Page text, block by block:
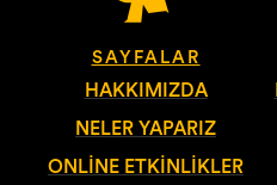
SAYFALAR
HAKKIMIZDA
NELER YAPARIZ
ONLINE ETKINLIKLER